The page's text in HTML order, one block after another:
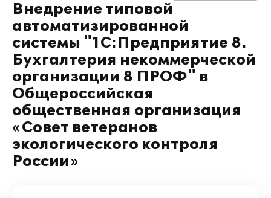
Внедрение типовой
автоматизированной
системы "1С:Предприятие 8.
Бухгалтерия некоммерческой
организации 8 ПРОФ" в
Общероссийская
общественная организация
«Совет ветеранов
экологического контроля
России»